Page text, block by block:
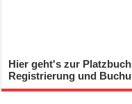
Hier geht's zur
Registrierung und